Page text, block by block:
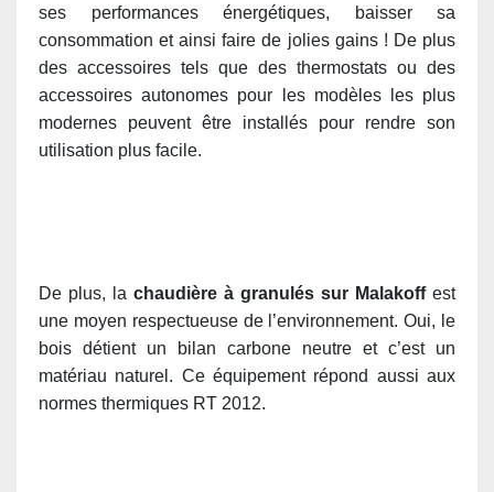
ses performances énergétiques, baisser sa
consommation et ainsi faire de jolies gains ! De plus
des accessoires tels que des thermostats ou des
accessoires autonomes pour les modèles les plus
modernes peuvent être installés pour rendre son
utilisation plus facile.
De plus, la chaudière à granulés sur Malakoffest
une moyen respectueuse de l’environnement. Oui, le
bois détient un bilan carbone neutre et c’est un
matériau naturel. Ce équipement répond aussi aux
normes thermiques RT 2012.